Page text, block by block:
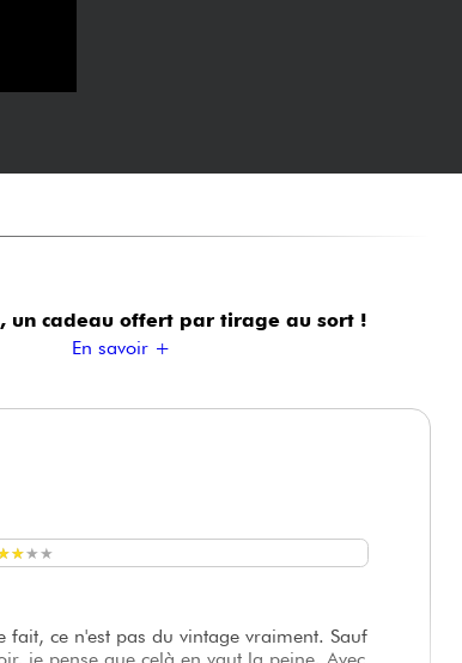
un cadeau offert par tirage au sort !
En savoir +
★★★
★★★
fait, ce n'est pas du vintage vraiment. Sauf